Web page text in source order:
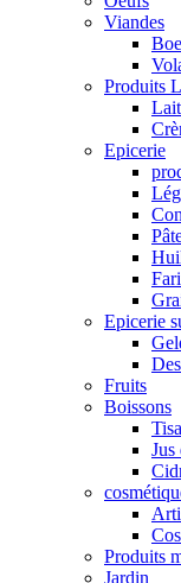
Viandes
Produits
Epicerie
Epicerie
Fruits
Boissons
Jus
Produits
Jardin